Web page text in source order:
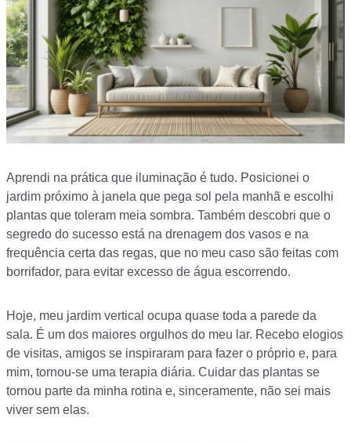
Aprendi na prática que iluminação é tudo. Posicionei o
jardim próximo à janela que pega sol pela manhã e escolhi
plantas que toleram meia sombra. Também descobri que o
segredo do sucesso está na drenagem dos vasos e na
frequência certa das regas, que no meu caso são feitas com
borrifador, para evitar excesso de água escorrendo.
Hoje, meu jardim vertical ocupa quase toda a parede da
sala. É um dos maiores orgulhos do meu lar. Recebo elogios
de visitas, amigos se inspiraram para fazer o próprio e, para
mim, tornou-se uma terapia diária. Cuidar das plantas se
tornou parte da minha rotina e, sinceramente, não sei mais
viver sem elas.